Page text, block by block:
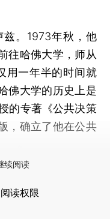
。1973年秋，他
往哈佛大学，师从
用一年半的时间就
佛大学的历史上是
的专著《公共决策
，确立了他在公共
续阅读
读权限